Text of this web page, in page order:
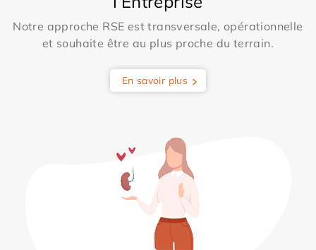
Notre approche RSE est transversale, opérationnelle
et souhaite être au plus proche du terrain.
En savoir plus